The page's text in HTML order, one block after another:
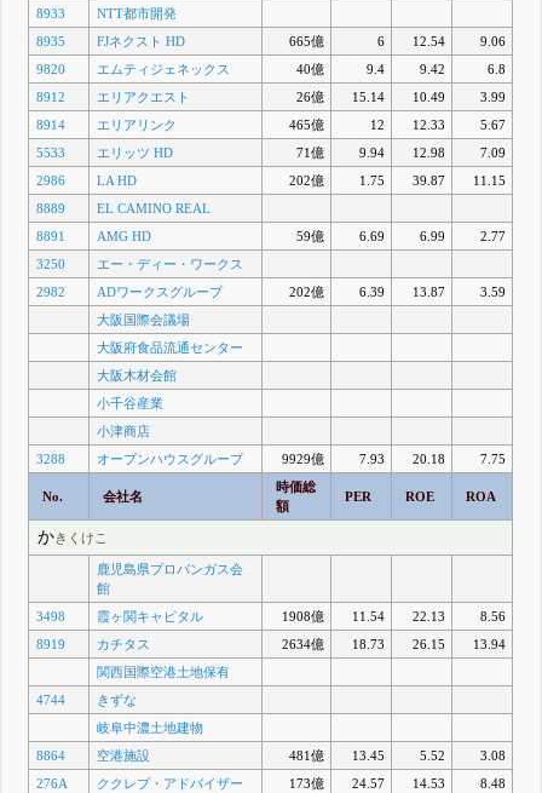
8933
NTT都市開発
8935
FJネクスト HD 665億 6 12.54
9.06
9820
エムティジェネックス 40億 9.4 9.42
6.8
8912
エリアクエスト 26億 15.14 10.49
3.99
8914
エリアリンク 465億 12 12.33
5.67
5533
エリッツ HD 71億 9.94 12.98
7.09
2986
LA HD 202億 1.75 39.87
11.15
8889
EL CAMINO REAL
8891
AMG HD 59億 6.69 6.99
2.77
3250
エー・ディー・ワークス
2982
ADワークスグループ 202億 6.39 13.87
3.59
大阪国際会議場
大阪府食品流通センター
大阪木材会館
小千谷産業
小津商店
3288
オープンハウスグループ 9929億 7.93 20.18 7.75
No. 会社名
時価総
額
PER ROE ROA
かきくけこ
鹿児島県プロパンガス会
館
3498
霞ヶ関キャピタル 1908億 11.54 22.13
8.56
8919
カチタス 2634億 18.73 26.15
13.94
関西国際空港土地保有
4744
きずな
岐阜中濃土地建物
8864
空港施設 481億 13.45 5.52
3.08
276A
ククレブ・アドバイザー
173億 24.57 14.53 8.48